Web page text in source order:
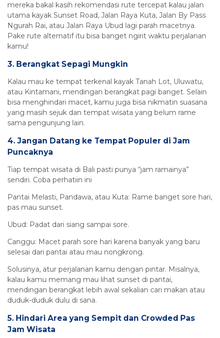
mereka bakal kasih rekomendasi rute tercepat kalau jalan
utama kayak Sunset Road, Jalan Raya Kuta, Jalan By Pass
Ngurah Rai, atau Jalan Raya Ubud lagi parah macetnya.
Pake rute alternatif itu bisa banget ngirit waktu perjalanan
kamu!
3. Berangkat Sepagi Mungkin
Kalau mau ke tempat terkenal kayak Tanah Lot, Uluwatu,
atau Kintamani, mendingan berangkat pagi banget. Selain
bisa menghindari macet, kamu juga bisa nikmatin suasana
yang masih sejuk dan tempat wisata yang belum rame
sama pengunjung lain.
4. Jangan Datang ke Tempat Populer di Jam
Puncaknya
Tiap tempat wisata di Bali pasti punya “jam ramainya”
sendiri. Coba perhatiin ini
Pantai Melasti, Pandawa, atau Kuta: Rame banget sore hari,
pas mau sunset.
Ubud: Padat dari siang sampai sore.
Canggu: Macet parah sore hari karena banyak yang baru
selesai dari pantai atau mau nongkrong.
Solusinya, atur perjalanan kamu dengan pintar. Misalnya,
kalau kamu memang mau lihat sunset di pantai,
mendingan berangkat lebih awal sekalian cari makan atau
duduk-duduk dulu di sana.
5. Hindari Area yang Sempit dan Crowded Pas
Jam Wisata